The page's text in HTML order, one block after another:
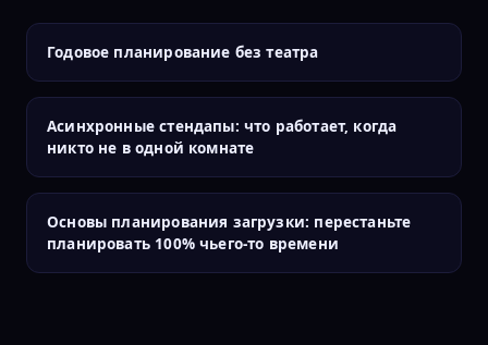
Годовое планирование без театра
Асинхронные стендапы: что работает, когда
никто не в одной комнате
Основы планирования загрузки: перестаньте
планировать 100% чьего-то времени